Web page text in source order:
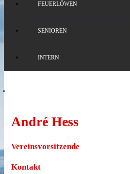
FEUERLÖWEN
SENIOREN
INTERN
André Hess
Vereinsvorsitzende
Kontakt